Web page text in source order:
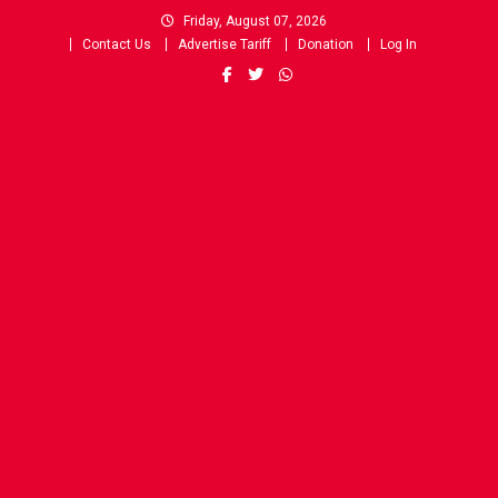
Friday, August 07, 2026
Contact Us
Advertise Tariff Donation Log In